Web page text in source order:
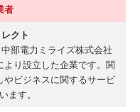
者
クト
部電力ミライズ株式会社
り設立した企業です。関
ビジネスに関するサービ
ます。